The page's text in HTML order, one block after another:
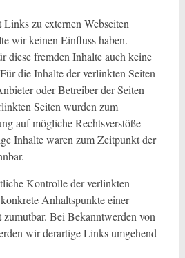
zu externen Webseiten
wir keinen Einfluss haben.
diese fremden Inhalte auch keine
die Inhalte der verlinkten Seiten
oder Betreiber der Seiten
Seiten wurden zum
auf mögliche Rechtsverstöße
Inhalte waren zum Zeitpunkt der
Kontrolle der verlinkten
Anhaltspunkte einer
Bei Bekanntwerden von
wir derartige Links umgehend